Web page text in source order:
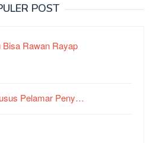
POST
Bisa Rawan Rayap
Pelamar Peny…